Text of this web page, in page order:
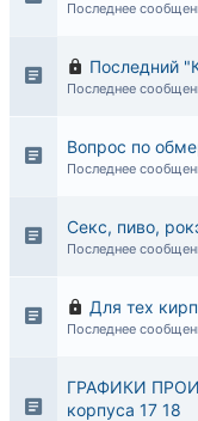
Последнее
Последний
Последнее
Вопрос по
Последнее
Секс, пиво,
Последнее
Для тех
Последнее
ГРАФИКИ
корпуса 17 18